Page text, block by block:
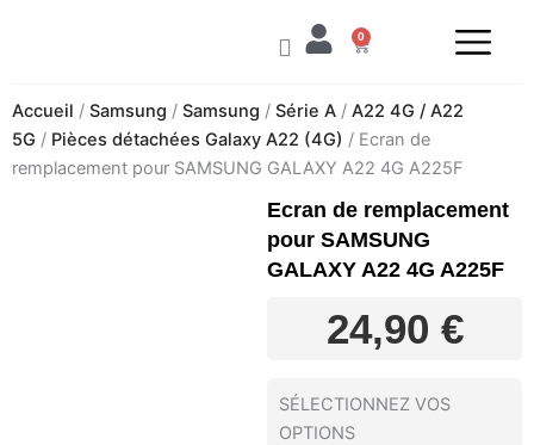
0
Panier
Accueil / Samsung / Samsung / Série A / A22 4G / A22
5G / Pièces détachées Galaxy A22 (4G) / Ecran de
remplacement pour SAMSUNG GALAXY A22 4G A225F
Ecran de remplacement
pour SAMSUNG
GALAXY A22 4G A225F
24,90 €
SÉLECTIONNEZ VOS
OPTIONS